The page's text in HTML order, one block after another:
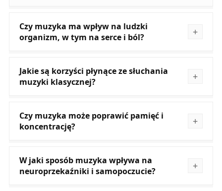
Czy muzyka ma wpływ na ludzki
organizm, w tym na serce i ból?
Jakie są korzyści płynące ze słuchania
muzyki klasycznej?
Czy muzyka może poprawić pamięć i
koncentrację?
W jaki sposób muzyka wpływa na
neuroprzekaźniki i samopoczucie?